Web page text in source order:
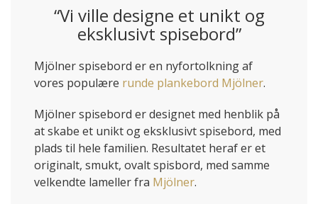
“Vi ville designe et unikt og
eksklusivt spisebord”
Mjölner spisebord er en nyfortolkning af
vores populære runde plankebord Mjölner.
Mjölner spisebord er designet med henblik på
at skabe et unikt og eksklusivt spisebord, med
plads til hele familien. Resultatet heraf er et
originalt, smukt, ovalt spisbord, med samme
velkendte lameller fra Mjölner.